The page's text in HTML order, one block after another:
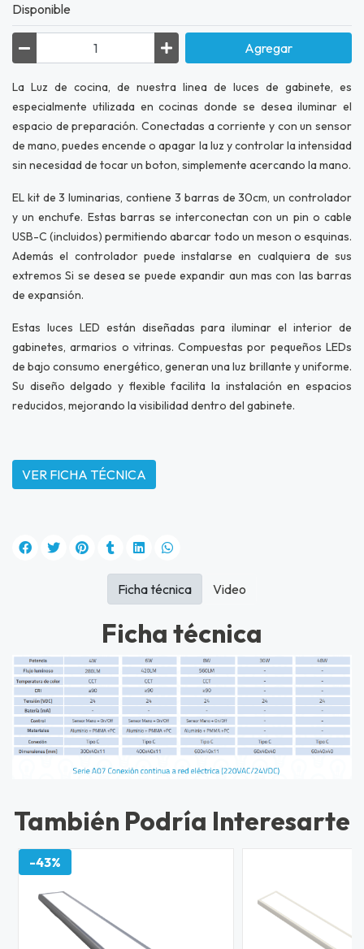
Disponible
Agregar
La Luz de cocina, de nuestra linea de luces de gabinete, es
especialmente utilizada en cocinas donde se desea iluminar el
espacio de preparación. Conectadas a corriente y con un sensor
de mano, puedes encende o apagar la luz y controlar la intensidad
sin necesidad de tocar un boton, simplemente acercando la mano.
EL kit de 3 luminarias, contiene 3 barras de 30cm, un controlador
y un enchufe. Estas barras se interconectan con un pin o cable
USB-C (incluidos) permitiendo abarcar todo un meson o esquinas.
Además el controlador puede instalarse en cualquiera de sus
extremos Si se desea se puede expandir aun mas con las barras
de expansión.
Estas luces LED están diseñadas para iluminar el interior de
gabinetes, armarios o vitrinas. Compuestas por pequeños LEDs
de bajo consumo energético, generan una luz brillante y uniforme.
Su diseño delgado y flexible facilita la instalación en espacios
reducidos, mejorando la visibilidad dentro del gabinete.
VER FICHA TÉCNICA
Ficha técnica
Ficha técnica Video
También Podría Interesarte
-43%